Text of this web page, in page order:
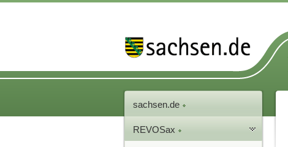
sachsen.de
REVOSax